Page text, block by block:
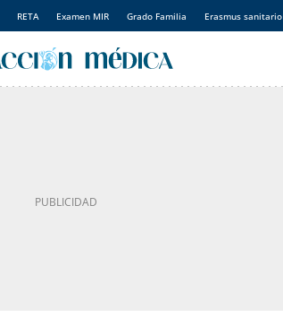
RETA Examen MIR Grado Familia Erasmus sanitario